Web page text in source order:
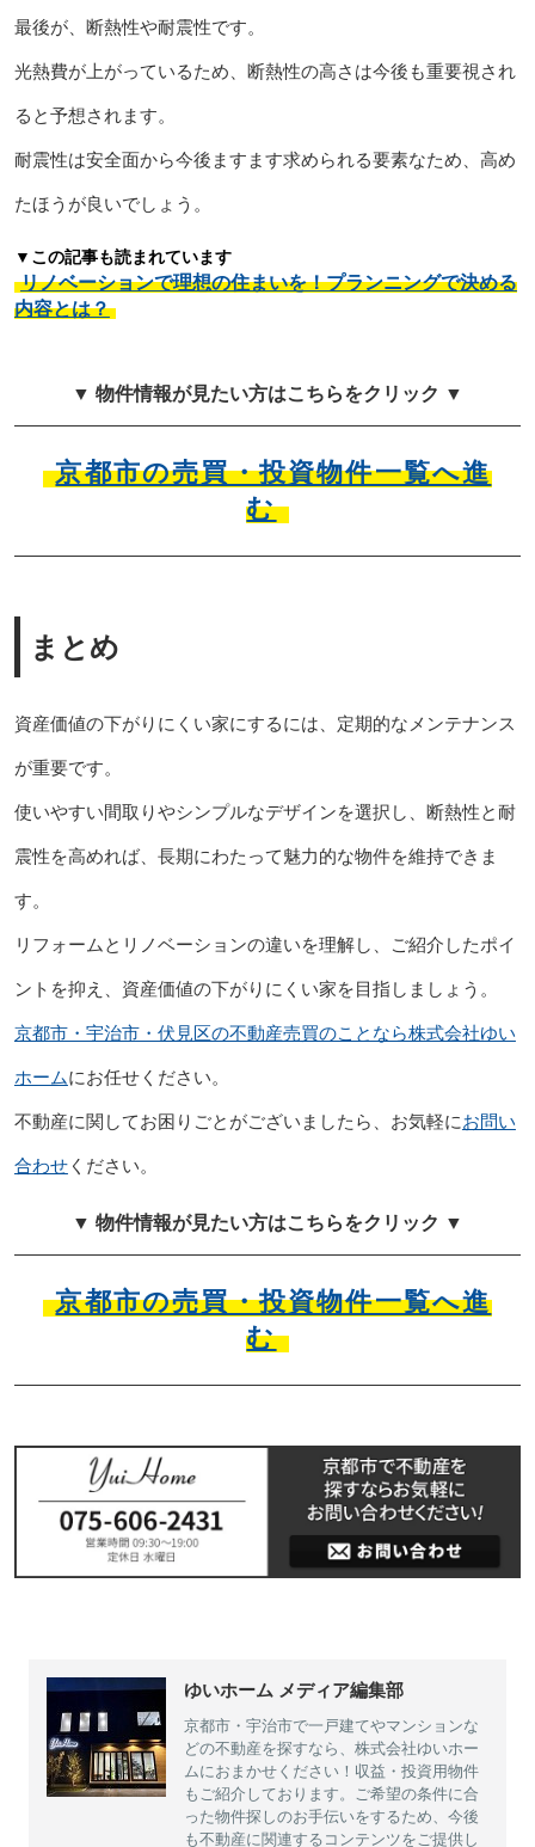
最後が、断熱性や耐震性です。
光熱費が上がっているため、断熱性の高さは今後も重要視され
ると予想されます。
耐震性は安全面から今後ますます求められる要素なため、高め
たほうが良いでしょう。
▼この記事も読まれています
リノベーションで理想の住まいを！プランニングで決める
内容とは？
▼ 物件情報が見たい方はこちらをクリック ▼
京都市の売買・投資物件一覧へ進
む
まとめ
資産価値の下がりにくい家にするには、定期的なメンテナンス
が重要です。
使いやすい間取りやシンプルなデザインを選択し、断熱性と耐
震性を高めれば、長期にわたって魅力的な物件を維持できま
す。
リフォームとリノベーションの違いを理解し、ご紹介したポイ
ントを抑え、資産価値の下がりにくい家を目指しましょう。
京都市・宇治市・伏見区の不動産売買のことなら株式会社ゆい
ホームにお任せください。
不動産に関してお困りごとがございましたら、お気軽にお問い
合わせください。
▼ 物件情報が見たい方はこちらをクリック ▼
京都市の売買・投資物件一覧へ進
む
ゆいホーム メディア編集部
京都市・宇治市で一戸建てやマンションな
どの不動産を探すなら、株式会社ゆいホー
ムにおまかせください！収益・投資用物件
もご紹介しております。ご希望の条件に合
った物件探しのお手伝いをするため、今後
も不動産に関連するコンテンツをご提供し